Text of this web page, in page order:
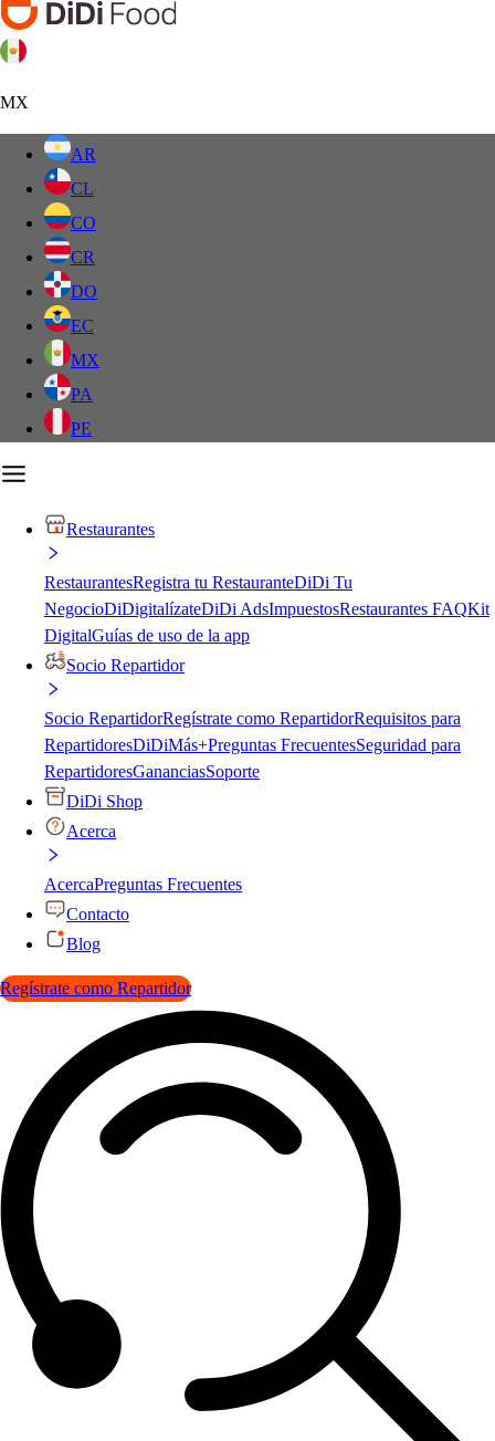
MX
AR
CL
CO
CR
DO
EC
MX
PA
PE
Restaurantes
RestaurantesRegistra tu RestauranteDiDi Tu
NegocioDiDigitalízateDiDi AdsImpuestosRestaurantes FAQKit
DigitalGuías de uso de la app
Socio Repartidor
Socio RepartidorRegístrate como RepartidorRequisitos para
RepartidoresDiDiMás+Preguntas FrecuentesSeguridad para
RepartidoresGananciasSoporte
DiDi Shop
Acerca
AcercaPreguntas Frecuentes
Contacto
Blog
Regístrate como Repartidor